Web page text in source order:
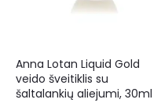
Anna Lotan Liquid Gold
veido šveitiklis su
šaltalankių aliejumi, 30ml